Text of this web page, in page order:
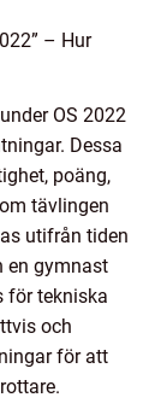
– Hur
OS 2022
Dessa
poäng,
tävlingen
utifrån tiden
en gymnast
för tekniska
och
för att